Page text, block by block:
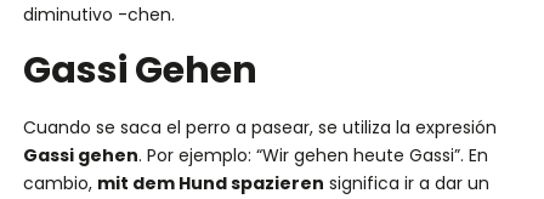
diminutivo -chen.
Gassi Gehen
Cuando se saca el perro a pasear, se utiliza la expresión
Gassi gehen. Por ejemplo: “Wir gehen heute Gassi”. En
cambio, mit dem Hund spazieren significa ir a dar un